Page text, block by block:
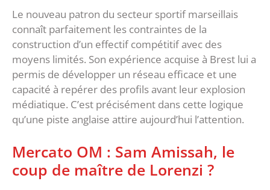
‎Le nouveau patron du secteur sportif marseillais
connaît parfaitement les contraintes de la
construction d’un effectif compétitif avec des
moyens limités. Son expérience acquise à Brest lui a
permis de développer un réseau efficace et une
capacité à repérer des profils avant leur explosion
médiatique. C’est précisément dans cette logique
qu’une piste anglaise attire aujourd’hui l’attention.
‎Mercato OM : Sam Amissah, le
coup de maître de Lorenzi ?